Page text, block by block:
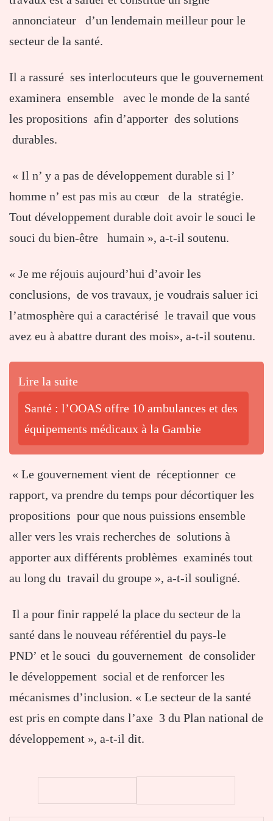
annonciateur d’un lendemain meilleur pour le
secteur de la santé.
Il a rassuré ses interlocuteurs que le gouvernement
examinera ensemble avec le monde de la santé
les propositions afin d’apporter des solutions
durables.
« Il n’ y a pas de développement durable si l’
homme n’ est pas mis au cœur de la stratégie.
Tout développement durable doit avoir le souci le
souci du bien-être humain », a-t-il soutenu.
« Je me réjouis aujourd’hui d’avoir les
conclusions, de vos travaux, je voudrais saluer ici
l’atmosphère qui a caractérisé le travail que vous
avez eu à abattre durant des mois», a-t-il soutenu.
Lire la suite
Santé : l’OOAS offre 10 ambulances et des
équipements médicaux à la Gambie
« Le gouvernement vient de réceptionner ce
rapport, va prendre du temps pour décortiquer les
propositions pour que nous puissions ensemble
aller vers les vrais recherches de solutions à
apporter aux différents problèmes examinés tout
au long du travail du groupe », a-t-il souligné.
Il a pour finir rappelé la place du secteur de la
santé dans le nouveau référentiel du pays-le
PND’ et le souci du gouvernement de consolider
le développement social et de renforcer les
mécanismes d’inclusion. « Le secteur de la santé
est pris en compte dans l’axe 3 du Plan national de
développement », a-t-il dit.